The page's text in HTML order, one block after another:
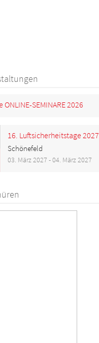
ONLINE-SEMINARE 2026
16. Luftsicherheitstage 2027
Schönefeld
03. März 2027 - 04. März 2027